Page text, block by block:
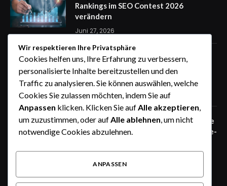
Rankings im SEO Contest 2026
verändern
Juni 27, 2026
Zaunfelder von WIŚNIOWSKI –
professionelle Lösungen für sichere
Unternehmensgelände
Juni 25, 2026
Zaunfelder von WIŚNIOWSKI – robuste
Systemlösungen für moderne Industrie-
Wir respektieren Ihre Privatsphäre
Cookies helfen uns, Ihre Erfahrung zu verbessern,
personalisierte Inhalte bereitzustellen und den
Traffic zu analysieren. Sie können auswählen, welche
Cookies Sie zulassen möchten, indem Sie auf
Anpassen klicken. Klicken Sie aufAlle akzeptieren,
um zuzustimmen, oder aufAlle ablehnen, um nicht
notwendige Cookies abzulehnen.
ANPASSEN